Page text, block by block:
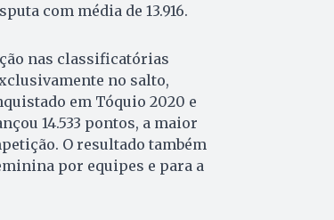
com média de 13.916.
nas classificatórias
no salto,
em Tóquio 2020 e
14.533 pontos, a maior
O resultado também
por equipes e para a